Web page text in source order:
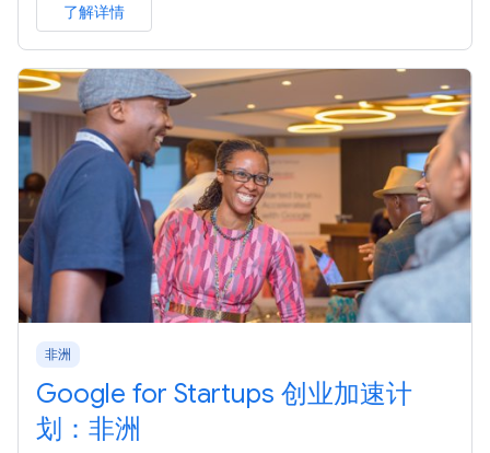
了解详情
非洲
Google for Startups 创业加速计
划：非洲